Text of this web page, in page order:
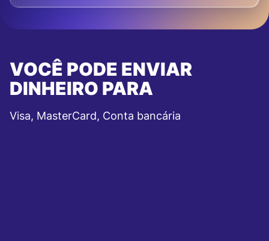
VOCÊ PODE ENVIAR
DINHEIRO PARA
Visa, MasterCard, Conta bancária